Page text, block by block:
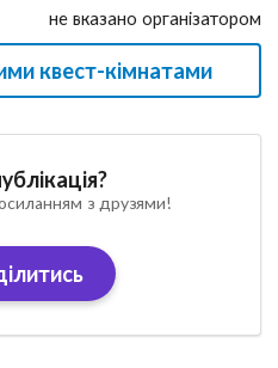
не вказано організатором
квест-кімнатами
з друзями!